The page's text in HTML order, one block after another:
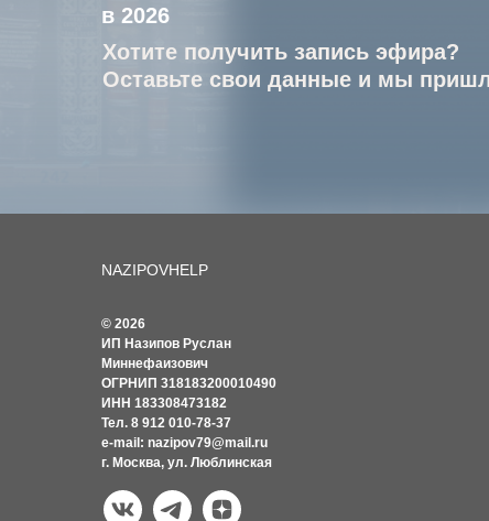
в 2026
Хотите получить запись эфира?
Оставьте свои данные и мы
© 2026
ИП Назипов Руслан
Миннефаизович
ОГРНИП 318183200010490
ИНН 183308473182
Тел. 8 912 010-78-37
e-mail: nazipov79@mail.ru
г. Москва, ул. Люблинская
NAZIPOVHELP